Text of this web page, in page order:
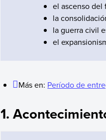
el ascenso del
la
la guerra civil
el
Más en: Período de
1.